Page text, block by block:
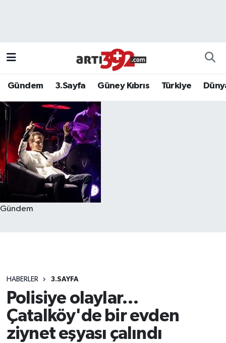
Gündem 3.Sayfa Güney Kıbrıs Türkiye
Gündem
HABERLER 3.SAYFA
Polisiye olaylar…
Çatalköy'de bir evden
ziynet eşyası çalındı